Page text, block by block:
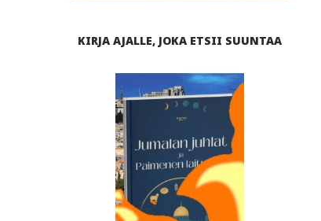
KIRJA AJALLE, JOKA ETSII SUUNTAA